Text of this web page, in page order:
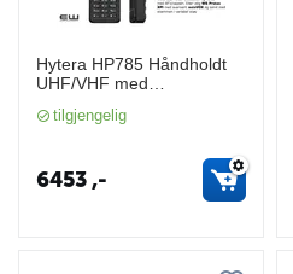
Hytera HP785 Håndholdt
UHF/VHF med
tilgjengelig
6453,-